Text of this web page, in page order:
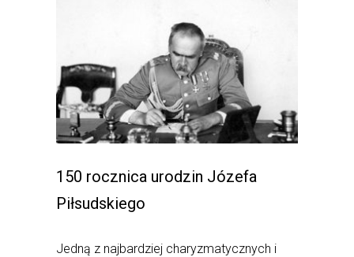
150 rocznica urodzin Józefa
Piłsudskiego
Jedną z najbardziej charyzmatycznych i